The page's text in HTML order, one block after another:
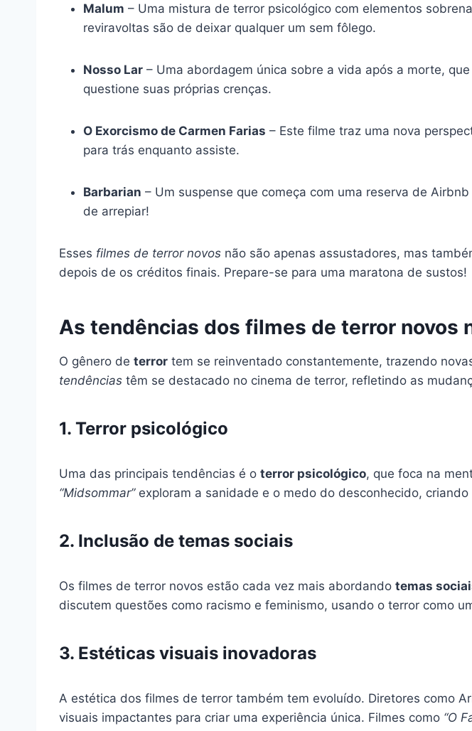
Malum – Uma mistura de terror psicológico com elementos
reviravoltas são de deixar qualquer um sem fôlego.
Nosso Lar – Uma abordagem única sobre a vida após a morte,
questione suas próprias crenças.
O Exorcismo de Carmen Farias – Este filme traz uma nova
para trás enquanto assiste.
Barbarian – Um suspense que começa com uma reserva de
de arrepiar!
Esses filmes de terror novos não são apenas assustadores, mas
depois de os créditos finais. Prepare-se para uma maratona de sustos!
As tendências dos filmes de terror novos
O gênero de terror tem se reinventado constantemente, trazendo
tendências têm se destacado no cinema de terror, refletindo as
1. Terror psicológico
Uma das principais tendências é o terror psicológico, que foca na
“Midsommar”exploram a sanidade e o medo do desconhecido,
2. Inclusão de temas sociais
Os filmes de terror novos estão cada vez mais abordando temas
discutem questões como racismo e feminismo, usando o terror como
3. Estéticas visuais inovadoras
A estética dos filmes de terror também tem evoluído. Diretores como
visuais impactantes para criar uma experiência única. Filmes como “O